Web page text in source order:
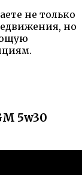
не только
но
5w30